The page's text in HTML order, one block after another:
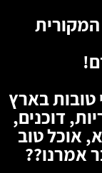
טובות בארץ
דוכנים,
אוכל טוב
אמרנו??